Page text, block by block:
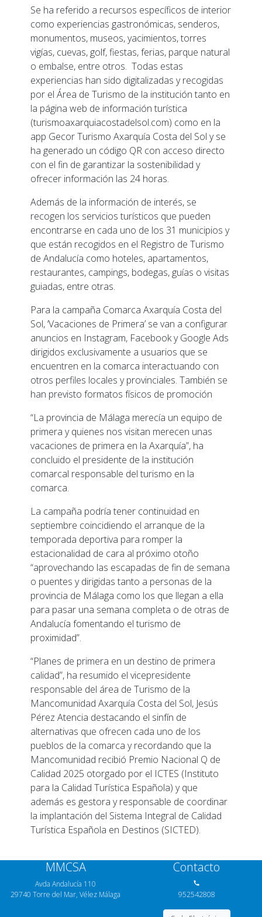
Se ha referido a recursos específicos de interior
como experiencias gastronómicas, senderos,
monumentos, museos, yacimientos, torres
vigías, cuevas, golf, fiestas, ferias, parque natural
o embalse, entre otros. Todas estas
experiencias han sido digitalizadas y recogidas
por el Área de Turismo de la institución tanto en
la página web de información turística
(turismoaxarquiacostadelsol.com) como en la
app Gecor Turismo Axarquía Costa del Sol y se
ha generado un código QR con acceso directo
con el fin de garantizar la sostenibilidad y
ofrecer información las 24 horas.
Además de la información de interés, se
recogen los servicios turísticos que pueden
encontrarse en cada uno de los 31 municipios y
que están recogidos en el Registro de Turismo
de Andalucía como hoteles, apartamentos,
restaurantes, campings, bodegas, guías o visitas
guiadas, entre otras.
Para la campaña Comarca Axarquía Costa del
Sol, ‘Vacaciones de Primera’ se van a configurar
anuncios en Instagram, Facebook y Google Ads
dirigidos exclusivamente a usuarios que se
encuentren en la comarca interactuando con
otros perfiles locales y provinciales. También se
han previsto formatos físicos de promoción
“La provincia de Málaga merecía un equipo de
primera y quienes nos visitan merecen unas
vacaciones de primera en la Axarquía”, ha
concluido el presidente de la institución
comarcal responsable del turismo en la
comarca.
La campaña podría tener continuidad en
septiembre coincidiendo el arranque de la
temporada deportiva para romper la
estacionalidad de cara al próximo otoño
“aprovechando las escapadas de fin de semana
o puentes y dirigidas tanto a personas de la
provincia de Málaga como los que llegan a ella
para pasar una semana completa o de otras de
Andalucía fomentando el turismo de
proximidad”.
“Planes de primera en un destino de primera
calidad”, ha resumido el vicepresidente
responsable del área de Turismo de la
Mancomunidad Axarquía Costa del Sol, Jesús
Pérez Atencia destacando el sinfín de
alternativas que ofrecen cada uno de los
pueblos de la comarca y recordando que la
Mancomunidad recibió Premio Nacional Q de
Calidad 2025 otorgado por el ICTES (Instituto
para la Calidad Turística Española) y que
además es gestora y responsable de coordinar
la implantación del Sistema Integral de Calidad
Turística Española en Destinos (SICTED).
MMCSA
Avda Andalucía 110
29740 Torre del Mar, Vélez Málaga
Contacto
call
952542808